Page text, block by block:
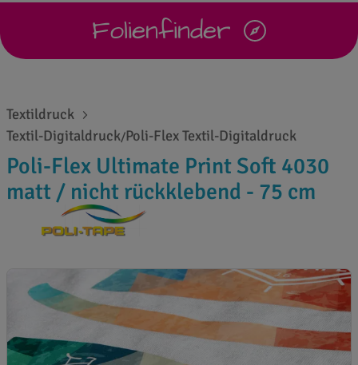
Folienfinder
Textildruck
Textil-Digitaldruck/Poli-Flex Textil-Digitaldruck
Poli-Flex Ultimate Print Soft 4030
matt / nicht rückklebend - 75 cm